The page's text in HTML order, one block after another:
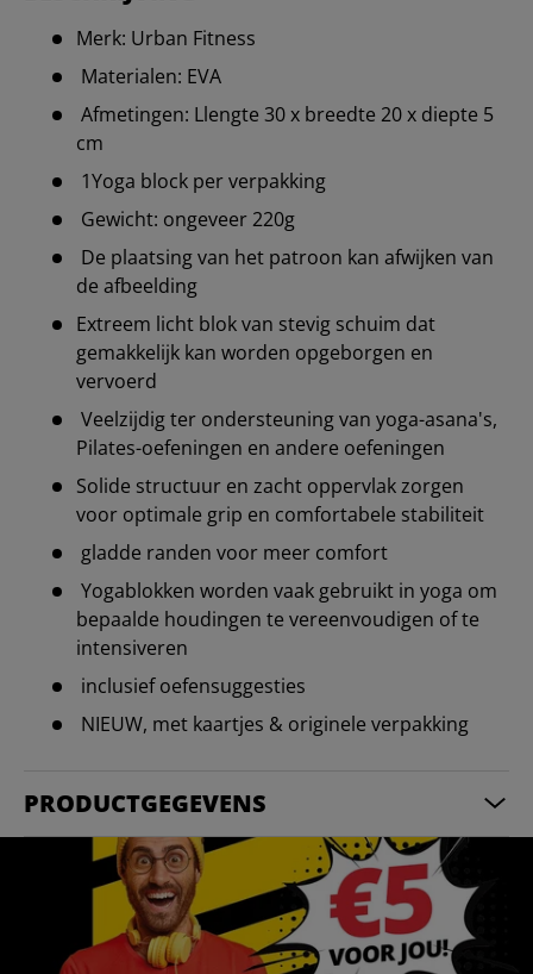
Merk: Urban Fitness
Materialen: EVA
Afmetingen: Llengte 30 x breedte 20 x diepte 5
cm
1Yoga block per verpakking
Gewicht: ongeveer 220g
De plaatsing van het patroon kan afwijken van
de afbeelding
Extreem licht blok van stevig schuim dat
gemakkelijk kan worden opgeborgen en
vervoerd
Veelzijdig ter ondersteuning van yoga-asana's,
Pilates-oefeningen en andere oefeningen
Solide structuur en zacht oppervlak zorgen
voor optimale grip en comfortabele stabiliteit
gladde randen voor meer comfort
Yogablokken worden vaak gebruikt in yoga om
bepaalde houdingen te vereenvoudigen of te
intensiveren
inclusief oefensuggesties
NIEUW, met kaartjes & originele verpakking
PRODUCTGEGEVENS